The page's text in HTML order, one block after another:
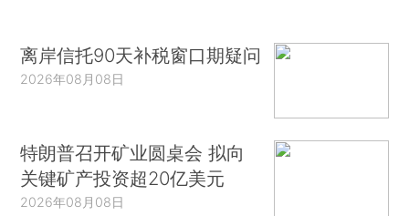
离岸信托90天补税窗口期疑问
2026年08月08日
特朗普召开矿业圆桌会 拟向
关键矿产投资超20亿美元
2026年08月08日